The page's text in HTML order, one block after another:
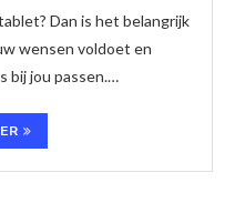
Dan is het belangrijk
wensen voldoet en
bij jou passen.…